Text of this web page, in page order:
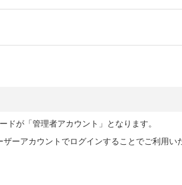
が「管理者アカウント」となります。
ーアカウントでログインすることでご利用い